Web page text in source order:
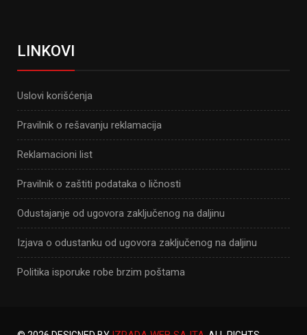
LINKOVI
Uslovi korišćenja
Pravilnik o rešavanju reklamacija
Reklamacioni list
Pravilnik o zaštiti podataka o ličnosti
Odustajanje od ugovora zaključenog na daljinu
Izjava o odustanku od ugovora zaključenog na daljinu
Politika isporuke robe brzim poštama